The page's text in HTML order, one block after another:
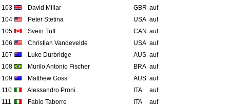
103
David Millar GBR auf
104
Peter Stetina USA auf
105
Svein Tuft CAN auf
106
Christian Vandevelde USA auf
107
Luke Durbridge AUS auf
108
Murilo Antonio Fischer BRA auf
109
Matthew Goss AUS auf
110
Alessandro Proni ITA
auf
111
Fabio Taborre ITA
auf